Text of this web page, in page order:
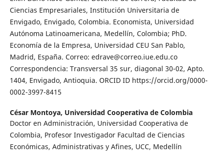
Ciencias Empresariales, Institución Universitaria de
Envigado, Envigado, Colombia. Economista, Universidad
Autónoma Latinoamericana, Medellín, Colombia; PhD.
Economía de la Empresa, Universidad CEU San Pablo,
Madrid, España. Correo: edrave@correo.iue.edu.co
Correspondencia: Transversal 35 sur, diagonal 30-02, Apto.
1404, Envigado, Antioquia. ORCID ID https://orcid.org/0000-
0002-3997-8415
César Montoya, Universidad Cooperativa de Colombia
Doctor en Administración, Universidad Cooperativa de
Colombia, Profesor Investigador Facultad de Ciencias
Económicas, Administrativas y Afines, UCC, Medellín